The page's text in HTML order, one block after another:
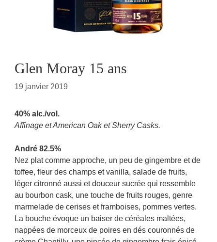
Glen Moray 15 ans
19 janvier 2019
40% alc./vol.
Affinage et American Oak et Sherry Casks.
André 82.5%
Nez plat comme approche, un peu de gingembre et de
toffee, fleur des champs et vanilla, salade de fruits,
léger citronné aussi et douceur sucrée qui ressemble
au bourbon cask, une touche de fruits rouges, genre
marmelade de cerises et framboises, pommes vertes.
La bouche évoque un baiser de céréales maltées,
nappées de morceux de poires en dés couronnés de